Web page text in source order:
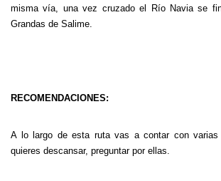
misma vía, una vez cruzado el Río Navia se
Grandas de Salime.
RECOMENDACIONES:
A lo largo de esta ruta vas a contar con varias
quieres descansar, preguntar por ellas.